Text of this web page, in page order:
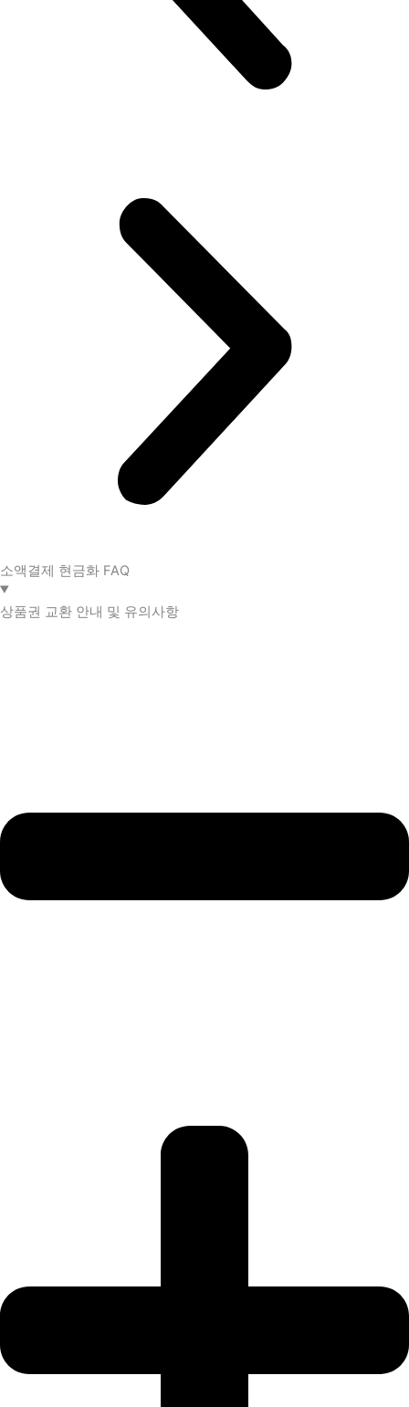
소액결제 현금화 FAQ​
상품권 교환 안내 및 유의사항